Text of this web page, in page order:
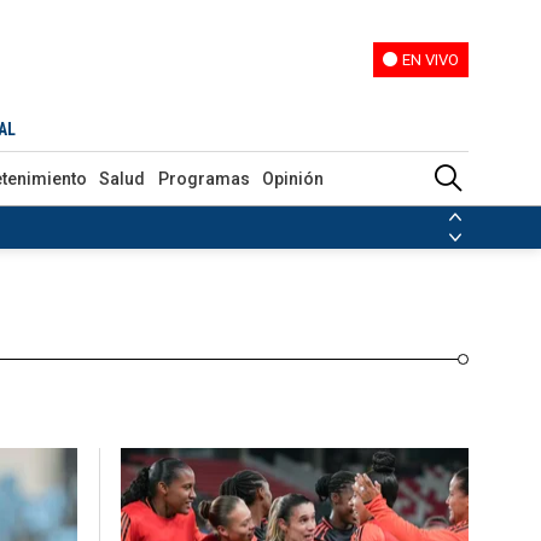
EN VIVO
Salud Programas Opinión
Venezuela Nicolás Maduro
de las FARC